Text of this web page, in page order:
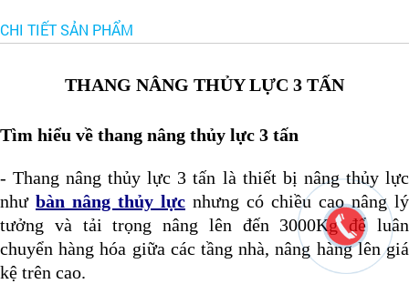
CHI TIẾT SẢN PHẨM
THANG NÂNG THỦY LỰC 3 TẤN
Tìm hiểu về thang nâng thủy lực 3 tấn
- Thang nâng thủy lực 3 tấn là thiết bị nâng thủy lực
như bàn nâng thủy lực nhưng có chiều cao nâng lý
tưởng và tải trọng nâng lên đến 3000Kg để luân
chuyển hàng hóa giữa các tầng nhà, nâng hàng lên giá
kệ trên cao.